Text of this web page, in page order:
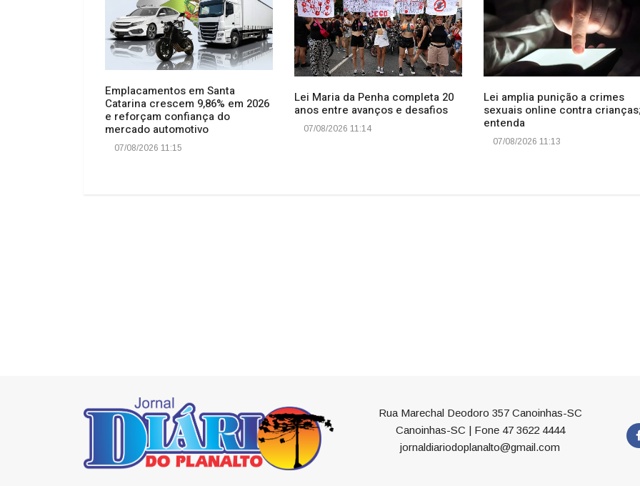
Emplacamentos em Santa
Catarina crescem 9,86% em 2026
e reforçam confiança do
mercado automotivo
07/08/2026 11:15
Lei Maria da Penha completa 20
anos entre avanços e desafios
07/08/2026 11:14
Lei amplia punição a crimes
sexuais online contra crianças;
entenda
07/08/2026 11:13
Rua Marechal Deodoro 357 Canoinhas-SC
Canoinhas-SC | Fone 47 3622 4444
jornaldiariodoplanalto@gmail.com